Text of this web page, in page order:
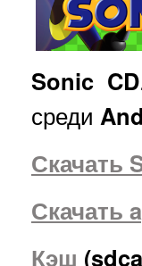
Sonic CD
среди
Скачать
Скачать
Кэш